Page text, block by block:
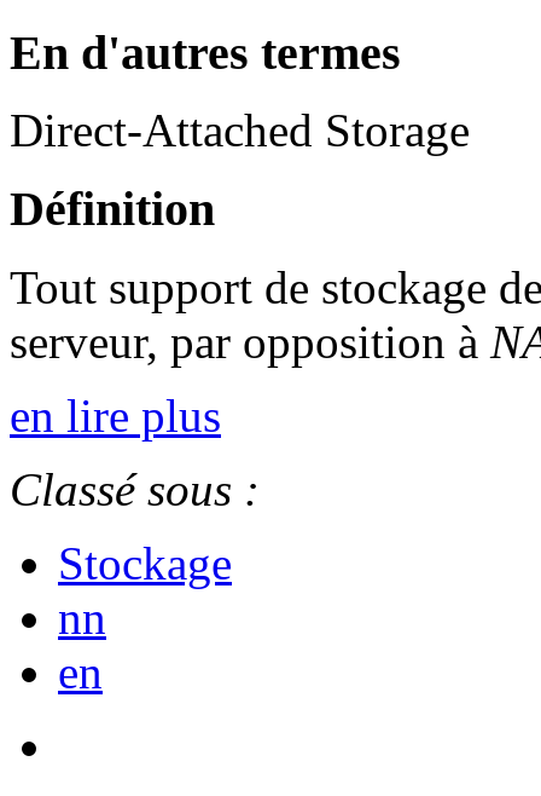
En d'autres termes
Direct-Attached Storage
Définition
Tout support de stockage
serveur, par opposition à
en lire plus
Classé sous :
Stockage
nn
en